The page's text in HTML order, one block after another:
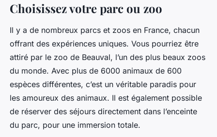
Choisissez votre parc ou zoo
Il y a de nombreux parcs et zoos en France, chacun
offrant des expériences uniques. Vous pourriez être
attiré par le zoo de Beauval, l’un des plus beaux zoos
du monde. Avec plus de 6000 animaux de 600
espèces différentes, c’est un véritable paradis pour
les amoureux des animaux. Il est également possible
de réserver des séjours directement dans l’enceinte
du parc, pour une immersion totale.